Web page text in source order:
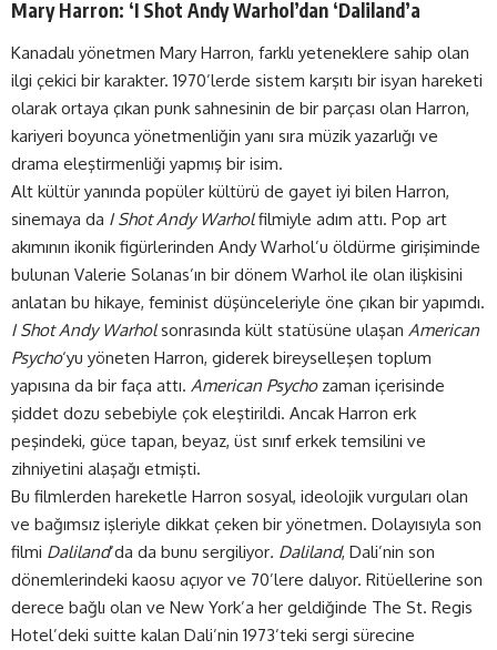
Mary Harron: ‘I Shot Andy Warhol’dan ‘Daliland’a
Kanadalı yönetmen Mary Harron, farklı yeteneklere sahip olan
ilgi çekici bir karakter. 1970’lerde sistem karşıtı bir isyan hareketi
olarak ortaya çıkan punk sahnesinin de bir parçası olan Harron,
kariyeri boyunca yönetmenliğin yanı sıra müzik yazarlığı ve
drama eleştirmenliği yapmış bir isim.
Alt kültür yanında popüler kültürü de gayet iyi bilen Harron,
sinemaya da I Shot Andy Warholfilmiyle adım attı. Pop art
akımının ikonik figürlerinden Andy Warhol’u öldürme girişiminde
bulunan Valerie Solanas’ın bir dönem Warhol ile olan ilişkisini
anlatan bu hikaye, feminist düşünceleriyle öne çıkan bir yapımdı.
I Shot Andy Warholsonrasında kült statüsüne ulaşan American
Psycho‘yu yöneten Harron, giderek bireyselleşen toplum
yapısına da bir faça attı. American Psychozaman içerisinde
şiddet dozu sebebiyle çok eleştirildi. Ancak Harron erk
peşindeki, güce tapan, beyaz, üst sınıf erkek temsilini ve
zihniyetini alaşağı etmişti.
Bu filmlerden hareketle Harron sosyal, ideolojik vurguları olan
ve bağımsız işleriyle dikkat çeken bir yönetmen. Dolayısıyla son
filmi Daliland‘da da bunu sergiliyor. Daliland, Dali’nin son
dönemlerindeki kaosu açıyor ve 70’lere dalıyor. Ritüellerine son
derece bağlı olan ve New York’a her geldiğinde The St. Regis
Hotel’deki suitte kalan Dali’nin 1973’teki sergi sürecine